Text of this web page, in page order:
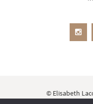
© Elisabeth